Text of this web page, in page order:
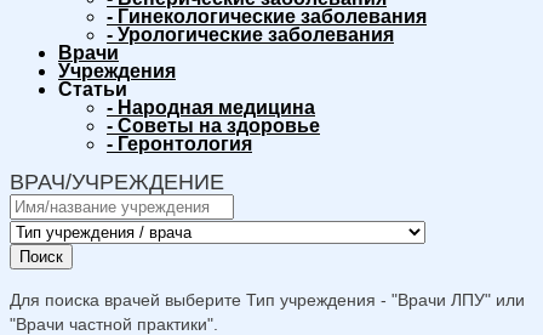
- Гинекологические заболевания
- Урологические заболевания
Врачи
Учреждения
Статьи
- Народная медицина
- Советы на здоровье
- Геронтология
ВРАЧ/УЧРЕЖДЕНИЕ
Поиск
Для поиска врачей выберите Тип учреждения - "Врачи ЛПУ" или
"Врачи частной практики".